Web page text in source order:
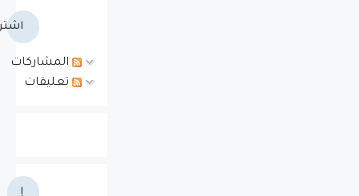
المشاركات
تعليقات
إ